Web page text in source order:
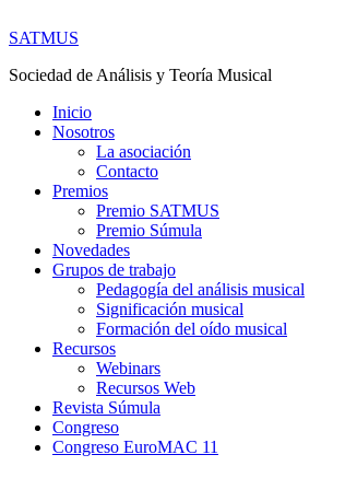
SATMUS
Sociedad de Análisis y Teoría Musical
Inicio
Nosotros
La asociación
Contacto
Premios
Premio SATMUS
Premio Súmula
Novedades
Grupos de trabajo
Pedagogía del análisis musical
Significación musical
Formación del oído musical
Recursos
Webinars
Recursos Web
Revista Súmula
Congreso
Congreso EuroMAC 11